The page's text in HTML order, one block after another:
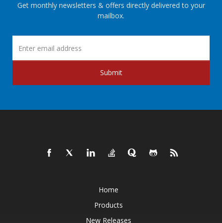
Get monthly newsletters & offers directly delivered to your
mailbox.
Submit
Home
Products
New Releases